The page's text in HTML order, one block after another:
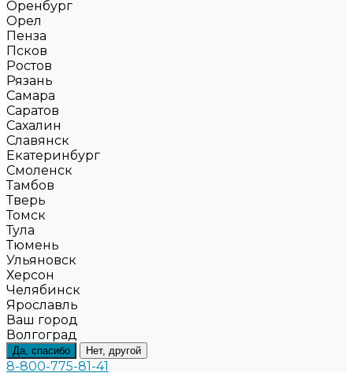
Оренбург
Орел
Пенза
Псков
Ростов
Рязань
Самара
Саратов
Сахалин
Славянск
Екатеринбург
Смоленск
Тамбов
Тверь
Томск
Тула
Тюмень
Ульяновск
Херсон
Челябинск
Ярославль
Ваш город
Волгоград
Да, спасибо Нет, другой
8-800-775-81-41